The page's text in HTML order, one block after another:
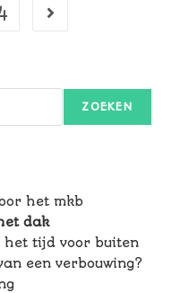
ZOEKEN
het mkb
dak
het tijd voor buiten
een verbouwing?